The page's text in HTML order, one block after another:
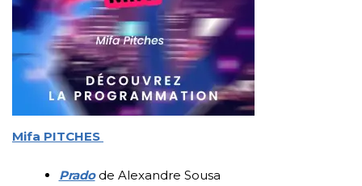
Mifa PITCHES
Prado de Alexandre Sousa